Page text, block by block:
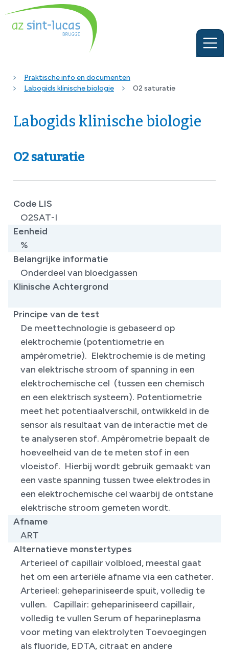
Praktische info en documenten
Labogids klinische biologie
O2 saturatie
Labogids klinische biologie
O2 saturatie
Code LIS
O2SAT-I
Eenheid
%
Belangrijke informatie
Onderdeel van bloedgassen
Klinische Achtergrond
Principe van de test
De meettechnologie is gebaseerd op
elektrochemie (potentiometrie en
ampèrometrie). Elektrochemie is de meting
van elektrische stroom of spanning in een
elektrochemische cel (tussen een chemisch
en een elektrisch systeem). Potentiometrie
meet het potentiaalverschil, ontwikkeld in de
sensor als resultaat van de interactie met de
te analyseren stof. Ampèrometrie bepaalt de
hoeveelheid van de te meten stof in een
vloeistof. Hierbij wordt gebruik gemaakt van
een vaste spanning tussen twee elektrodes in
een elektrochemische cel waarbij de ontstane
elektrische stroom gemeten wordt.
Afname
ART
Alternatieve monstertypes
Arterieel of capillair volbloed, meestal gaat
het om een arteriële afname via een catheter.
Arterieel: gehepariniseerde spuit, volledig te
vullen. Capillair: gehepariniseerd capillair,
volledig te vullen Serum of heparineplasma
voor meting van elektrolyten Toevoegingen
als fluoride, EDTA, citraat en andere